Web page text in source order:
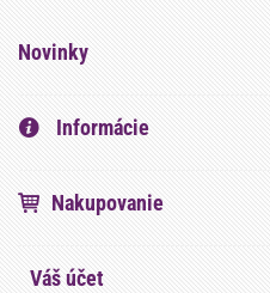
Novinky
Informácie
Nakupovanie
Váš účet